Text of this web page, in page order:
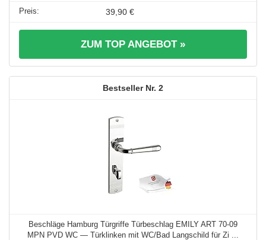
39,90 €
ZUM TOP ANGEBOT »
2
Beschläge Hamburg Türgriffe Türbeschlag EMILY ART 70-09
MPN PVD WC — Türklinken mit WC/Bad Langschild für Zi ...